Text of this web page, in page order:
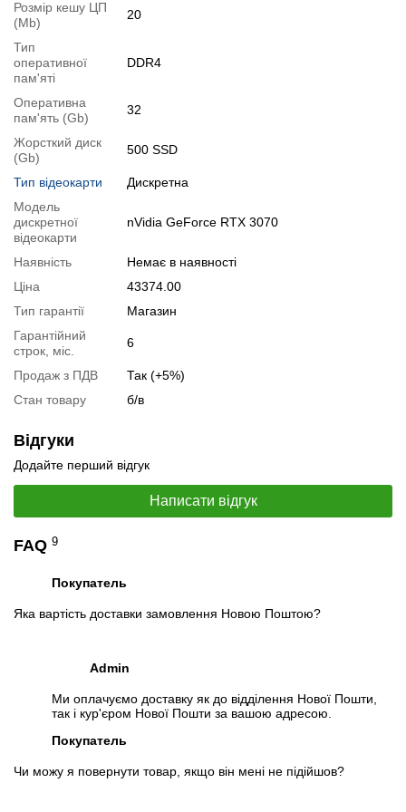
Можлива також комплектація
Для цього додайте в корзину відповідну позицію з розділу
"Аксесуари
Специфікація, тести та технічні звіти
Специфікація процесора:
Тестування процесора:
Специфікація відеокарти:nVidia GeForce RTX 3070
Тестування відеокарти:
📧Запит оптової ціни
Слідкувати на Facebook
Розмір кешу ЦП
(Mb)
20
Тип
оперативної
пам'яті
DDR4
Оперативна
пам'ять (Gb)
32
Жорсткий диск
(Gb)
500 SSD
Тип відеокарти
Дискретна
Модель
дискретної
відеокарти
nVidia GeForce RTX 3070
Наявність
Немає в наявності
Ціна
43374.00
Тип гарантії
Магазин
Гарантійний
строк, міс.
6
Продаж з ПДВ
Так (+5%)
Стан товару
б/в
Відгуки
Додайте перший відгук
Написати відгук
FAQ 9
Покупатель
Яка вартість доставки замовлення Новою Поштою?
Admin
Ми оплачуємо доставку як до відділення Нової Пошти,
так і кур'єром Нової Пошти за вашою адресою.
Покупатель
Чи можу я повернути товар, якщо він мені не підійшов?